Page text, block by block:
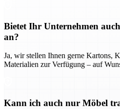
Bietet Ihr Unternehmen
an?
Ja, wir stellen Ihnen gerne Kartons,
Materialien zur Verfügung – auf
Kann ich auch nur Möbel